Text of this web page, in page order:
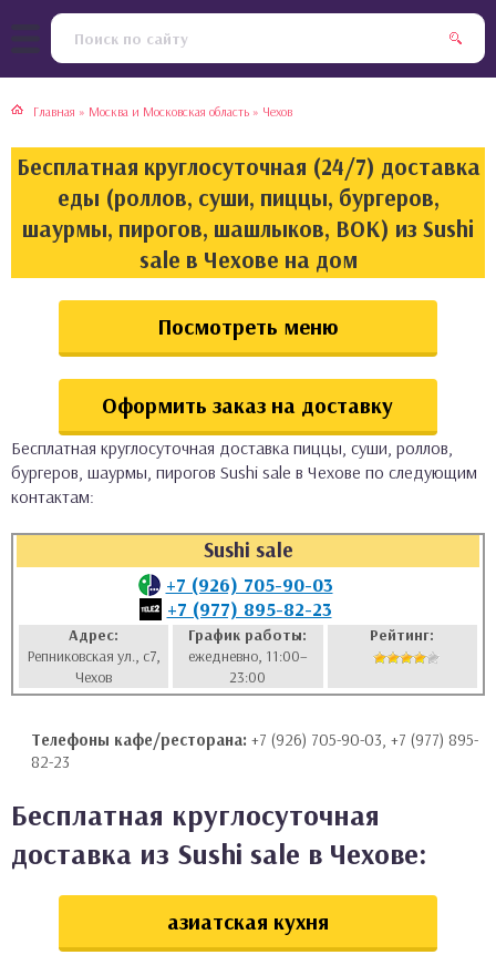
Главная » Москва и Московская область » Чехов
Бесплатная круглосуточная (24/7) доставка
еды (роллов, суши, пиццы, бургеров,
шаурмы, пирогов, шашлыков, ВОК) из Sushi
sale в Чехове на дом
Посмотреть меню
Оформить заказ на доставку
Бесплатная круглосуточная доставка пиццы, суши, роллов,
бургеров, шаурмы, пирогов Sushi sale в Чехове по следующим
контактам:
Sushi sale
+7 (926) 705-90-03
+7 (977) 895-82-23
Адрес:
Репниковская ул., с7,
Чехов
График работы:
ежедневно, 11:00–
23:00
Рейтинг:
Телефоны кафе/ресторана: +7 (926) 705-90-03, +7 (977) 895-
82-23
Бесплатная круглосуточная
доставка из Sushi sale в Чехове:
азиатская кухня
кухня
кухня
кухня
кухня
булочки